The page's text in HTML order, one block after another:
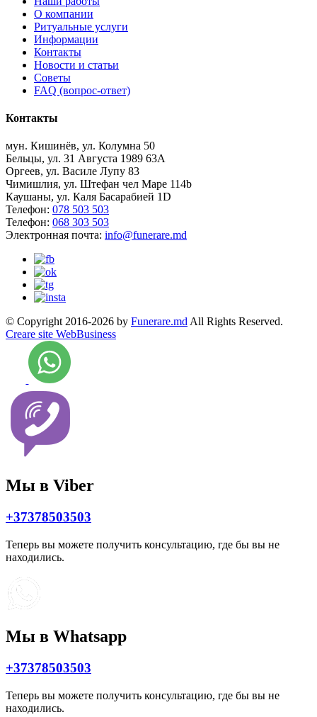
О компании
Ритуальные услуги
Информации
Контакты
Новости и статьи
Советы
FAQ (вопрос-ответ)
Контакты
мун. Кишинёв, ул. Колумна 50
Бельцы, ул. 31 Августа 1989 63А
Оргеев, ул. Василе Лупу 83
Чимишлия, ул. Штефан чел Маре 114b
Каушаны, ул. Каля Басарабией 1D
Телефон: 078 503 503
Телефон: 068 303 503
Электронная почта: info@funerare.md
© Copyright 2016-2026 by Funerare.mdAll Rights Reserved.
Creare site WebBusiness
Мы в Viber
+37378503503
Теперь вы можете получить консультацию, где бы вы не
находились.
Мы в Whatsapp
+37378503503
Теперь вы можете получить консультацию, где бы вы не
находились.